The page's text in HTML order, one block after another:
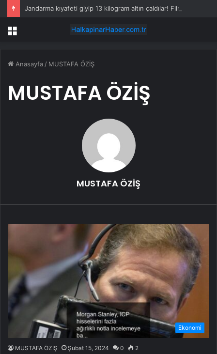
Menü
Anasayfa / MUSTAFA ÖZİŞ
MUSTAFA ÖZİŞ
MUSTAFA ÖZİŞ
Ekonomi
MUSTAFA ÖZİŞ Şubat 15, 2024 0 2